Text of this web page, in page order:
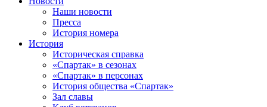
Наши новости
Пресса
История номера
История
Историческая справка
«Спартак» в сезонах
«Спартак» в персонах
История общества «Спартак»
Зал славы